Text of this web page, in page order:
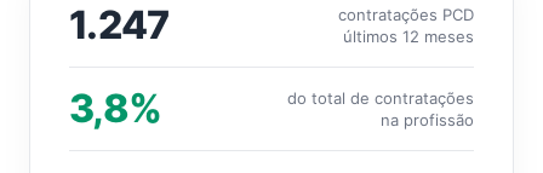
1.247
contratações PCD
últimos 12 meses
3,8%
do total de contratações
na profissão